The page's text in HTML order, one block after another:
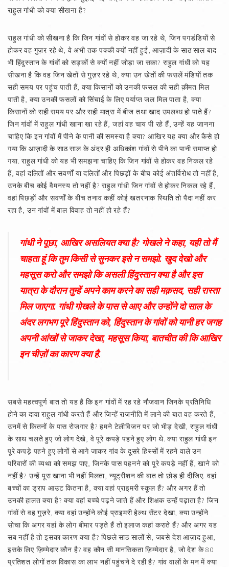
राहुल गांधी को क्या सीखना है?
राहुल गांधी को सीखना है कि जिन गांवों से होकर वह जा रहे थे, जिन पगडंडियों से
होकर वह गुज़र रहे थे, वे अभी तक पक्की क्यों नहीं हुईं, आज़ादी के साठ साल बाद
भी हिंदुस्तान के गांवों को सड़कों से क्यों नहीं जोड़ा जा सका? राहुल गांधी को यह
सीखना है कि वह जिन खेतों से गुज़र रहे थे, क्या उन खेतों की फसलें मंडियों तक
सही समय पर पहुंच पाती हैं, क्या किसानों को उनकी फसल की सही क़ीमत मिल
पाती है, क्या उनकी फसलों को सिंचाई के लिए पर्याप्त जल मिल पाता है, क्या
किसानों को सही समय पर और सही मात्रा में बीज तथा खाद उपलब्ध हो पाते हैं?
जिन गांवों में राहुल गांधी खाना खा रहे हैं, जहां वह चाय पी रहे हैं, उन्हें यह जानना
चाहिए कि इन गांवों में पीने के पानी की समस्या है क्या? आखिर यह क्या और कैसे हो
गया कि आज़ादी के साठ साल के अंदर ही अधिकांश गांवों से पीने का पानी समाप्त हो
गया. राहुल गांधी को यह भी समझना चाहिए कि जिन गांवों से होकर वह निकल रहे
हैं, वहां दलितों और सवर्णों या दलितों और पिछड़ों के बीच कोई अंतर्विरोध तो नहीं है,
उनके बीच कोई वैमनस्य तो नहीं है? राहुल गांधी जिन गांवों से होकर निकल रहे हैं,
वहां पिछड़ों और सवर्णों के बीच तनाव कहीं कोई खतरनाक स्थिति तो पैदा नहीं कर
रहा है, उन गांवों में बाल विवाह तो नहीं हो रहे हैं?
गांधी ने पूछा, आखिर असलियत क्या है? गोखले ने कहा, यही तो मैं
चाहता हूं कि तुम किसी से सुनकर इसे न समझो. खुद देखो और
महसूस करो और समझो कि असली हिंदुस्तान क्या है और इस
यात्रा के दौरान तुम्हें अपने काम करने का सही मक़सद, सही रास्ता
मिल जाएगा. गांधी गोखले के पास से आए और उन्होंने दो साल के
अंदर लगभग पूरे हिंदुस्तान को, हिंदुस्तान के गांवों को यानी हर जगह
अपनी आंखों से जाकर देखा, महसूस किया, बातचीत की कि आखिर
इन चीज़ों का कारण क्या है.
सबसे महत्वपूर्ण बात तो यह है कि इन गांवों में रह रहे नौजवान जिनके प्रतिनिधि
होने का दावा राहुल गांधी करते हैं और जिन्हें राजनीति में लाने की बात वह करते हैं,
उनमें से कितनों के पास रोजगार है? हमने टेलीविजन पर जो भीड़ देखी, राहुल गांधी
के साथ चलते हुए जो लोग देखे, वे पूरे कपड़े पहने हुए लोग थे. क्या राहुल गांधी इन
पूरे कपड़े पहने हुए लोगों से आगे जाकर गांव के दूसरे हिस्सों में रहने वाले उन
परिवारों की व्यथा को समझ पाए, जिनके पास पहनने को पूरे कपड़े नहीं हैं, खाने को
नहीं है? उन्हें पूरा खाना भी नहीं मिलता, न्यूट्रीशन की बात तो छोड़ ही दीजिए. वहां
बच्चों का ड्राप आउट कितना है, क्या वहां प्राइमरी स्कूल हैं? और अगर हैं तो
उनकी हालत क्या है? क्या वहां बच्चे पढ़ने जाते हैं और शिक्षक उन्हें पढ़ाता है? जिन
गांवों से वह गुज़रे, क्या वहां उन्होंने कोई प्राइमरी हेल्थ सेंटर देखा, क्या उन्होंने
सोचा कि अगर यहां के लोग बीमार पड़ते हैं तो इलाज कहां कराते हैं? और अगर यह
सब नहीं है तो इसका कारण क्या है? पिछले साठ सालों से, जबसे देश आज़ाद हुआ,
इसके लिए ज़िम्मेदार कौन है? वह कौन सी मानसिकता ज़िम्मेदार है, जो देश के 80
प्रतिशत लोगों तक विकास का लाभ नहीं पहुंचने दे रही है? गांव वालों के मन में क्या